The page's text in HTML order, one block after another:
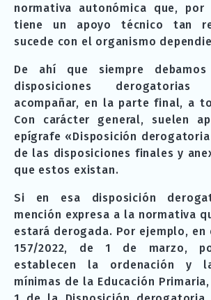
normativa autonómica que,
tiene un apoyo técnico tan
sucede con el organismo
De ahí que siempre
disposiciones
acompañar, en la parte final, a
Con carácter general, suelen
epígrafe «Disposición
de las disposiciones finales y
que estos existan.
Si en esa disposición
mención expresa a la normativa
estará derogada. Por ejemplo, en
157/2022, de 1 de marzo,
establecen la ordenación y
mínimas de la Educación